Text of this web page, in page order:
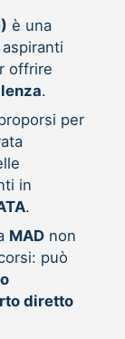
è una
offrire
.
per
in
.
MADnon
può
diretto